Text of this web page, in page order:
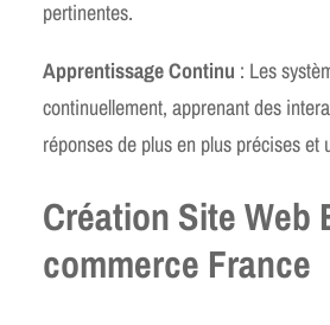
pertinentes.
Apprentissage Continu : Les
continuellement, apprenant des
réponses de plus en plus précises et
Création Site Web
commerce France